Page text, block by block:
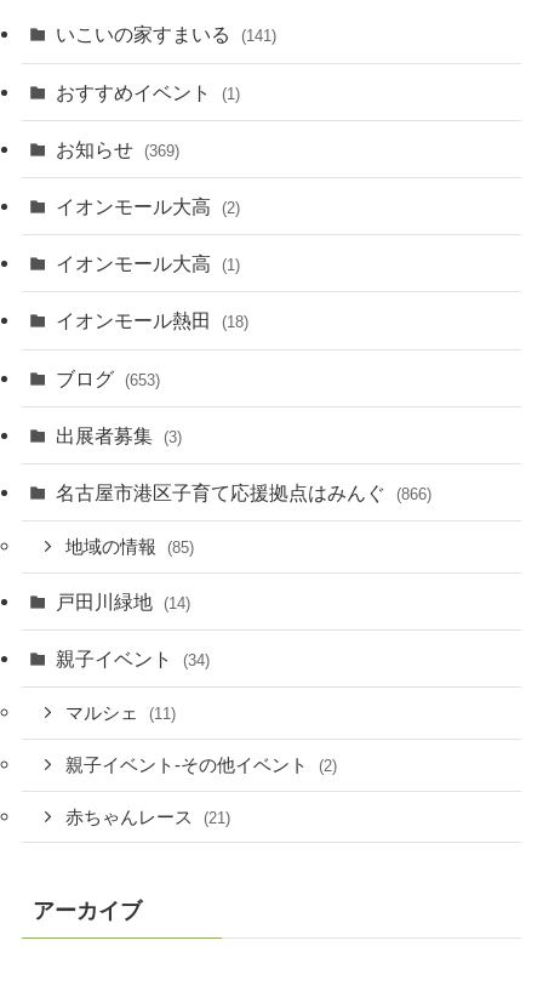
いこいの家すまいる (141)
おすすめイベント (1)
お知らせ (369)
イオンモール大高 (2)
イオンモール大高 (1)
イオンモール熱田 (18)
ブログ (653)
出展者募集 (3)
名古屋市港区子育て応援拠点はみんぐ (866)
地域の情報 (85)
戸田川緑地 (14)
親子イベント (34)
マルシェ (11)
親子イベント-その他イベント (2)
赤ちゃんレース (21)
アーカイブ